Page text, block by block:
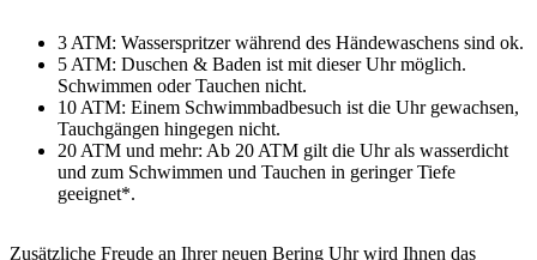
3 ATM: Wasserspritzer während des Händewaschens sind ok.
5 ATM: Duschen & Baden ist mit dieser Uhr möglich.
Schwimmen oder Tauchen nicht.
10 ATM: Einem Schwimmbadbesuch ist die Uhr gewachsen,
Tauchgängen hingegen nicht.
20 ATM und mehr: Ab 20 ATM gilt die Uhr als wasserdicht
und zum Schwimmen und Tauchen in geringer Tiefe
geeignet*.
Zusätzliche Freude an Ihrer neuen Bering Uhr wird Ihnen das